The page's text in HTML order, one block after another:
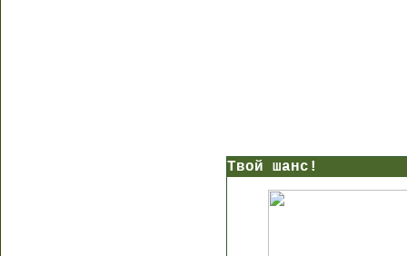
Твой шанс!